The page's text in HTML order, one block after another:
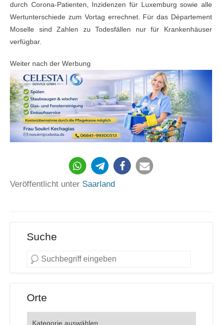
durch Corona-Patienten, Inzidenzen für Luxemburg sowie alle
Wertunterschiede zum Vortag errechnet. Für das Département
Moselle sind Zahlen zu Todesfällen nur für Krankenhäuser
verfügbar.
Weiter nach der Werbung
187
Veröffentlicht unter Saarland
Suche
Orte